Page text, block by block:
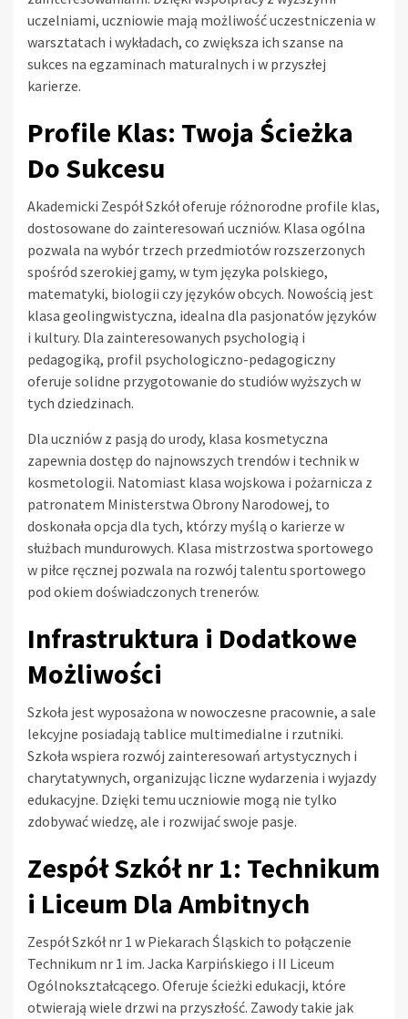
uczelniami, uczniowie mają możliwość uczestniczenia w
warsztatach i wykładach, co zwiększa ich szanse na
sukces na egzaminach maturalnych i w przyszłej
karierze.
Profile Klas: Twoja Ścieżka
Do Sukcesu
Akademicki Zespół Szkół oferuje różnorodne profile klas,
dostosowane do zainteresowań uczniów. Klasa ogólna
pozwala na wybór trzech przedmiotów rozszerzonych
spośród szerokiej gamy, w tym języka polskiego,
matematyki, biologii czy języków obcych. Nowością jest
klasa geolingwistyczna, idealna dla pasjonatów języków
i kultury. Dla zainteresowanych psychologią i
pedagogiką, profil psychologiczno-pedagogiczny
oferuje solidne przygotowanie do studiów wyższych w
tych dziedzinach.
Dla uczniów z pasją do urody, klasa kosmetyczna
zapewnia dostęp do najnowszych trendów i technik w
kosmetologii. Natomiast klasa wojskowa i pożarnicza z
patronatem Ministerstwa Obrony Narodowej, to
doskonała opcja dla tych, którzy myślą o karierze w
służbach mundurowych. Klasa mistrzostwa sportowego
w piłce ręcznej pozwala na rozwój talentu sportowego
pod okiem doświadczonych trenerów.
Infrastruktura i Dodatkowe
Możliwości
Szkoła jest wyposażona w nowoczesne pracownie, a sale
lekcyjne posiadają tablice multimedialne i rzutniki.
Szkoła wspiera rozwój zainteresowań artystycznych i
charytatywnych, organizując liczne wydarzenia i wyjazdy
edukacyjne. Dzięki temu uczniowie mogą nie tylko
zdobywać wiedzę, ale i rozwijać swoje pasje.
Zespół Szkół nr 1: Technikum
i Liceum Dla Ambitnych
Zespół Szkół nr 1 w Piekarach Śląskich to połączenie
Technikum nr 1 im. Jacka Karpińskiego i II Liceum
Ogólnokształcącego. Oferuje ścieżki edukacji, które
otwierają wiele drzwi na przyszłość. Zawody takie jak